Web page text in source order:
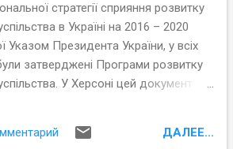
на підставі інформації офіційних
зазначених міст.
стратегії сприяння розвитку
в Україні на 2016 – 2020
Указом Президента України, у всіх
затверджені Програми розвитку
У Херсоні цей документ
подібних документів в минулому:
до роботи над програмою
ДАЛЕЕ...